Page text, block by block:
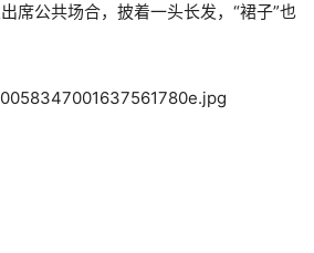
席公共场合，披着一头长发，“裙子”也